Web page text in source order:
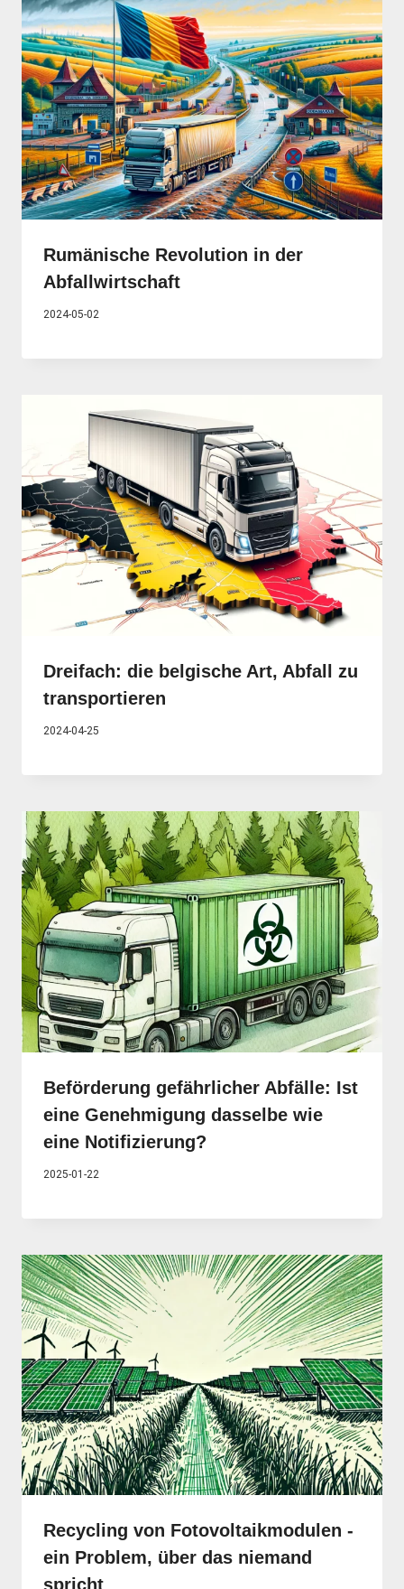
Rumänische Revolution in der
Abfallwirtschaft
2024-05-02
Dreifach: die belgische Art, Abfall zu
transportieren
2024-04-25
Beförderung gefährlicher Abfälle: Ist
eine Genehmigung dasselbe wie
eine Notifizierung?
2025-01-22
Recycling von Fotovoltaikmodulen -
ein Problem, über das niemand
spricht